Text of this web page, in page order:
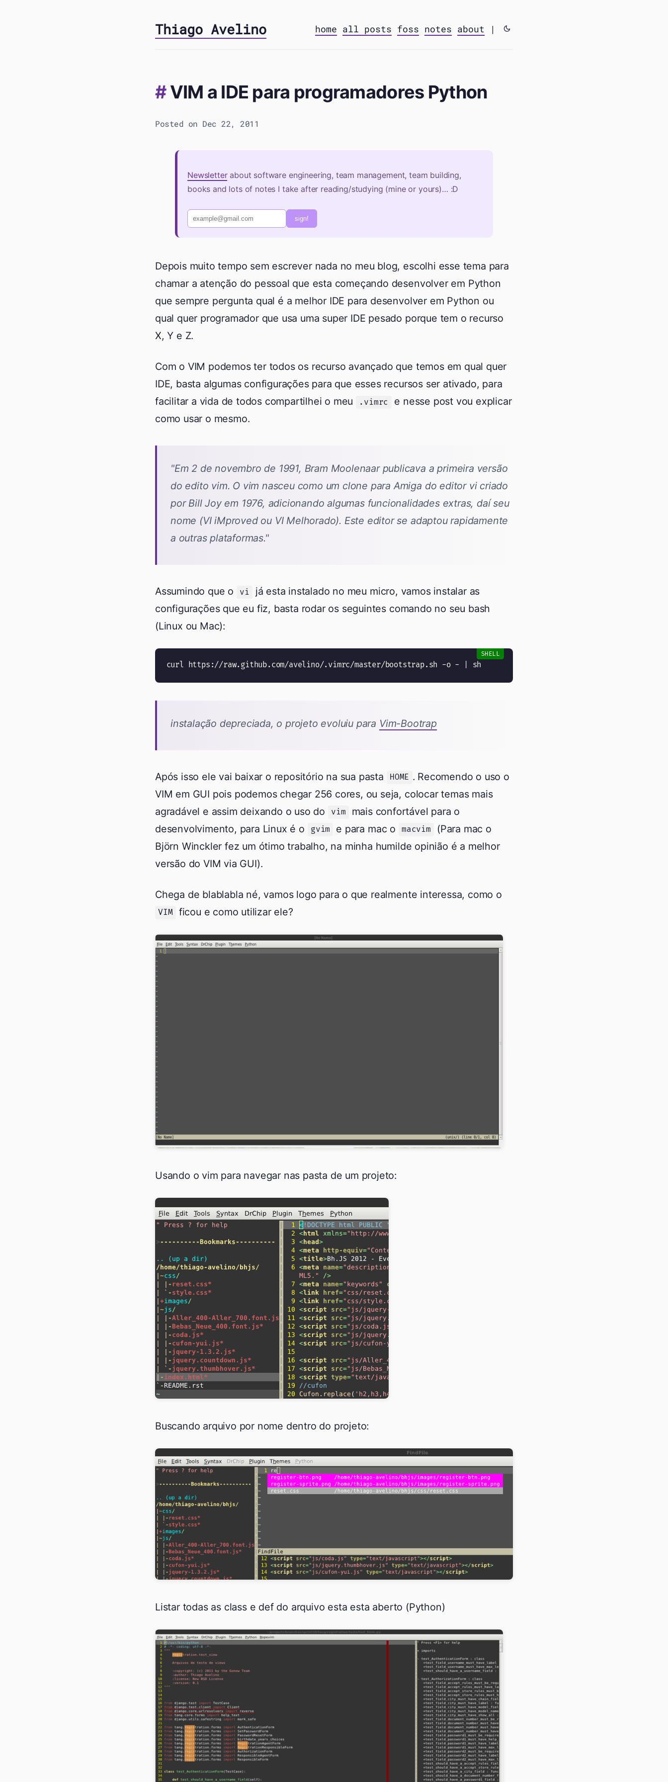
Thiago Avelino home all posts foss notes about |
VIM a IDE para programadores Python
Posted on Dec 22, 2011
Newsletterabout software engineering, team management, team building,
books and lots of notes I take after reading/studying (mine or yours)… :D
sign!
Depois muito tempo sem escrever nada no meu blog, escolhi esse tema para
chamar a atenção do pessoal que esta começando desenvolver em Python
que sempre pergunta qual é a melhor IDE para desenvolver em Python ou
qual quer programador que usa uma super IDE pesado porque tem o recurso
X, Y e Z.
Com o VIM podemos ter todos os recurso avançado que temos em qual quer
IDE, basta algumas configurações para que esses recursos ser ativado, para
facilitar a vida de todos compartilhei o meu
.vimrc
e nesse post vou explicar
como usar o mesmo.
"Em 2 de novembro de 1991, Bram Moolenaar publicava a primeira versão
do edito vim. O vim nasceu como um clone para Amiga do editor vi criado
por Bill Joy em 1976, adicionando algumas funcionalidades extras, daí seu
nome (VI iMproved ou VI Melhorado). Este editor se adaptou rapidamente
a outras plataformas."
Assumindo que o vi
já esta instalado no meu micro, vamos instalar as
configurações que eu fiz, basta rodar os seguintes comando no seu bash
(Linux ou Mac):
instalação depreciada, o projeto evoluiu para Vim-Bootrap
Após isso ele vai baixar o repositório na sua pasta HOME . Recomendo o uso o
VIM em GUI pois podemos chegar 256 cores, ou seja, colocar temas mais
agradável e assim deixando o uso do
vim
mais confortável para o
desenvolvimento, para Linux é o
gvim e para mac o macvim
(Para mac o
Björn Winckler fez um ótimo trabalho, na minha humilde opinião é a melhor
versão do VIM via GUI).
Chega de blablabla né, vamos logo para o que realmente interessa, como o
VIM ficou e como utilizar ele?
Usando o vim para navegar nas pasta de um projeto:
Buscando arquivo por nome dentro do projeto:
Listar todas as class e def do arquivo esta esta aberto (Python)